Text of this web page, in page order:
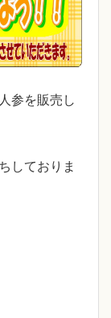
参を販売し
しておりま